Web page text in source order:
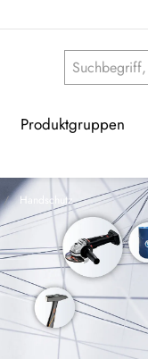
Produktgruppen
Handschutz